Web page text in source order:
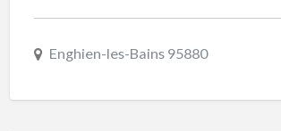
Enghien-les-Bains 95880